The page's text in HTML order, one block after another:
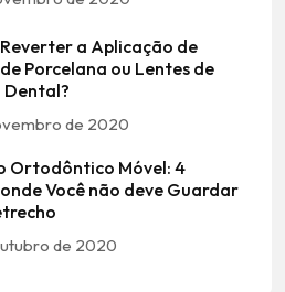
a Aplicação de
Porcelana ou Lentes de
de 2020
Ortodôntico Móvel: 4
Você não deve Guardar
de 2020